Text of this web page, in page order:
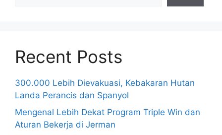
Recent Posts
300.000 Lebih Dievakuasi, Kebakaran Hutan
Landa Perancis dan Spanyol
Mengenal Lebih Dekat Program Triple Win dan
Aturan Bekerja di Jerman